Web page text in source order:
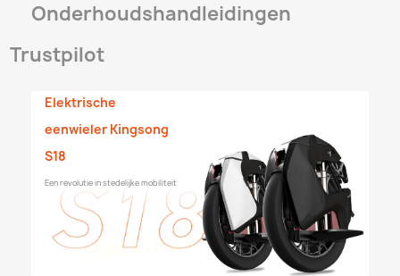
Onderhoudshandleidingen
Trustpilot
Elektrische
eenwieler Kingsong
S18
Een revolutie in stedelijke mobiliteit